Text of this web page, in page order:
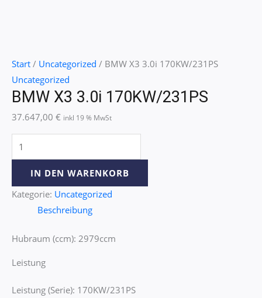
Start / Uncategorized / BMW X3 3.0i 170KW/231PS
Uncategorized
BMW X3 3.0i 170KW/231PS
37.647,00 € inkl 19 % MwSt
IN DEN WARENKORB
Kategorie: Uncategorized
Beschreibung
Hubraum (ccm): 2979ccm
Leistung
Leistung (Serie): 170KW/231PS